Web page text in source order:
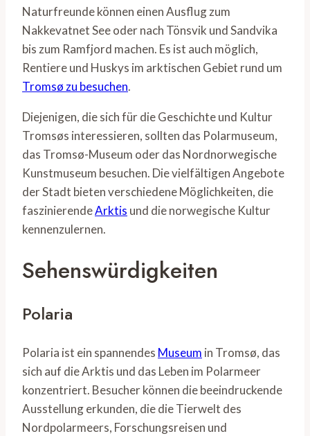
Naturfreunde können einen Ausflug zum
Nakkevatnet See oder nach Tönsvik und Sandvika
bis zum Ramfjord machen. Es ist auch möglich,
Rentiere und Huskys im arktischen Gebiet rund um
Tromsø zu besuchen.
Diejenigen, die sich für die Geschichte und Kultur
Tromsøs interessieren, sollten das Polarmuseum,
das Tromsø-Museum oder das Nordnorwegische
Kunstmuseum besuchen. Die vielfältigen Angebote
der Stadt bieten verschiedene Möglichkeiten, die
faszinierendeArktis und die norwegische Kultur
kennenzulernen.
Sehenswürdigkeiten
Polaria
Polaria ist ein spannendes Museum in Tromsø, das
sich auf die Arktis und das Leben im Polarmeer
konzentriert. Besucher können die beeindruckende
Ausstellung erkunden, die die Tierwelt des
Nordpolarmeers, Forschungsreisen und